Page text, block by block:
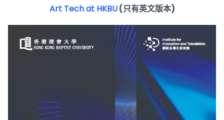
Art Tech at HKBU(只有英文版本)